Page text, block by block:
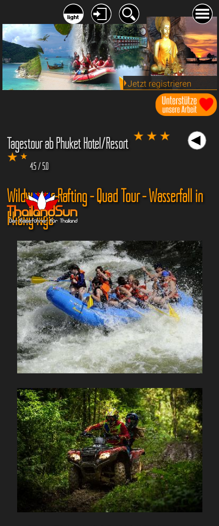
Jetzt registrieren
Tagestour ab Phuket Hotel/Resort
4.5 / 5.0
Wildwasser-Rafting - Quad Tour - Wasserfall in
Phang Nga